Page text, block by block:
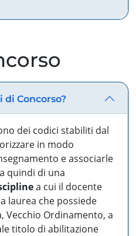
di Concorso?
dei codici stabiliti dal
in modo
e associarle
quindi di una
a cui il docente
laurea che possiede
Vecchio Ordinamento, a
titolo di abilitazione